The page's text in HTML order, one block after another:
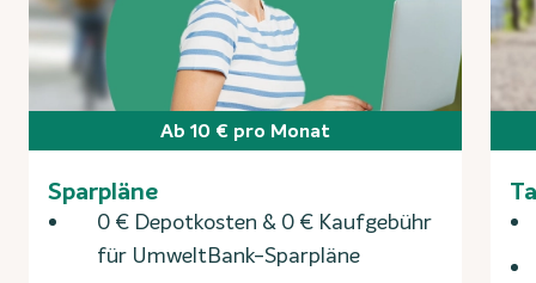
Ab 10 € pro Monat
Sparpläne
0 € Depotkosten & 0 € Kaufgebühr
für UmweltBank-Sparpläne